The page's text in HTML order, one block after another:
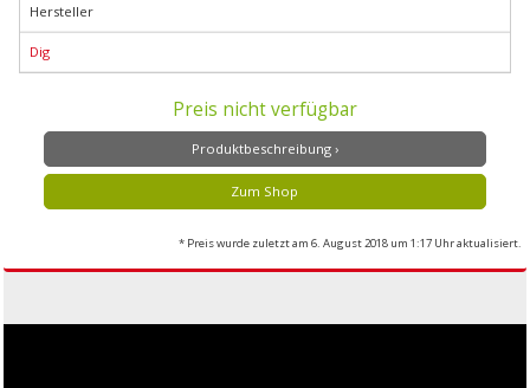
Hersteller
Dig
Preis nicht verfügbar
Produktbeschreibung ›
Zum Shop
* Preis wurde zuletzt am 6. August 2018 um 1:17 Uhr aktualisiert.